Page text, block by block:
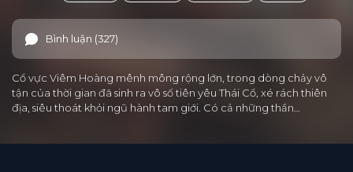
Bình luận (327)
Cổ vực Viêm Hoàng mênh mông rộng lớn, trong dòng chảy vô
tận của thời gian đã sinh ra vô số tiên yêu Thái Cổ, xé rách thiên
địa, siêu thoát khỏi ngũ hành tam giới. Có cả những thần…